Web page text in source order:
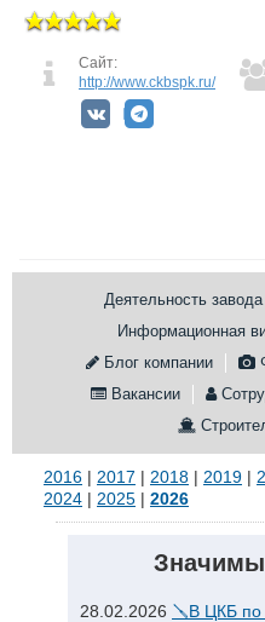
Репутация
Крюинг
Журнал
Реклама
Словарь
Сайт:
http://www.ckbspk.ru/
Деятельность завода
Информационная
Блог компании
Вакансии
2016 | 2017 | 2018 | 2019 |
2024 | 2025 | 2026
28.02.2026 🪛В ЦКБ